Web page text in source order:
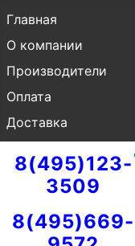
Главная
О компании
Производители
Оплата
Доставка
8(495)123-
3509
8(495)669-